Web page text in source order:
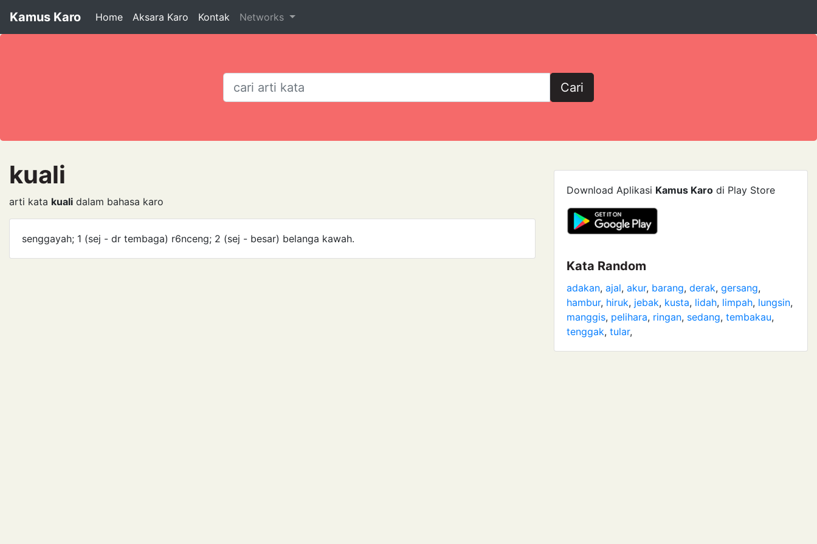
Kamus Karo Home Aksara Karo Kontak Networks
Cari
kuali
arti kata kuali dalam bahasa karo
senggayah; 1 (sej - dr tembaga) r6nceng; 2 (sej - besar) belanga kawah.
Download Aplikasi Kamus Karo di Play Store
Kata Random
adakan, ajal, akur, barang, derak, gersang,
hambur, hiruk, jebak, kusta, lidah, limpah, lungsin,
manggis, pelihara, ringan, sedang, tembakau,
tenggak, tular,